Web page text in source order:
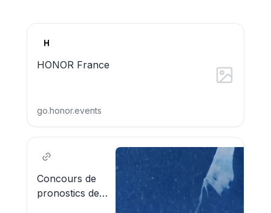
HONOR France
go.honor.events
Concours de
pronostics de